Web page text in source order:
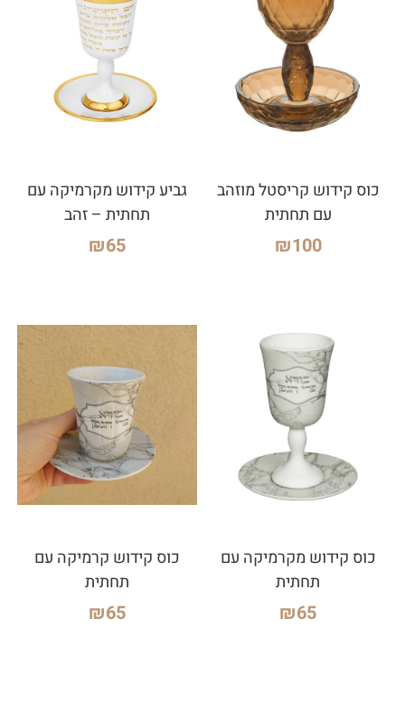
כוס קידוש קריסטל מוזהב
עם תחתית
₪100
גביע קידוש מקרמיקה עם
תחתית – זהב
₪65
כוס קידוש מקרמיקה עם
תחתית
₪65
כוס קידוש קרמיקה עם
תחתית
₪65